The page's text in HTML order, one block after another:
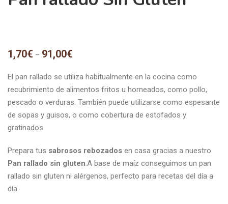
1,70€ – 91,00€
El pan rallado se utiliza habitualmente en la cocina como
recubrimiento de alimentos fritos u horneados, como pollo,
pescado o verduras. También puede utilizarse como espesante
de sopas y guisos, o como cobertura de estofados y
gratinados.
Prepara tus sabrosos rebozados en casa gracias a nuestro
Pan rallado sin gluten.A base de maíz conseguimos un pan
rallado sin gluten ni alérgenos, perfecto para recetas del día a
día.